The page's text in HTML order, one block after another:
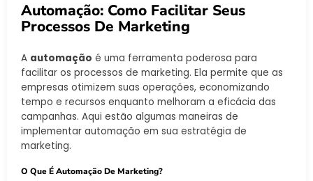
Automação: Como Facilitar Seus
Processos De Marketing
A automação é uma ferramenta poderosa para
facilitar os processos de marketing. Ela permite que as
empresas otimizem suas operações, economizando
tempo e recursos enquanto melhoram a eficácia das
campanhas. Aqui estão algumas maneiras de
implementar automação em sua estratégia de
marketing.
O Que É Automação De Marketing?